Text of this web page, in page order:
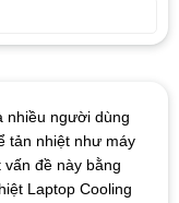
nhiều người dùng
tản nhiệt như máy
đề này bằng
Laptop Cooling